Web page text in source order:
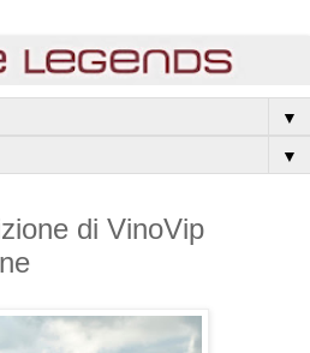
▼
▼
di VinoVip